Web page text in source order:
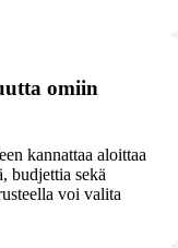
omiin
kannattaa aloittaa
budjettia sekä
voi valita